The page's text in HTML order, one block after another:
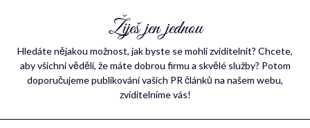
Žiješ jen jednou
Hledáte nějakou možnost, jak byste se mohli zviditelnit? Chcete,
aby všichni věděli, že máte dobrou firmu a skvělé služby? Potom
doporučujeme publikování vašich PR článků na našem webu,
zviditelníme vás!